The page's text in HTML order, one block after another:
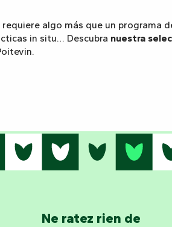
requiere algo más que un
in situ… Descubra nuestra
Ne ratez rien de